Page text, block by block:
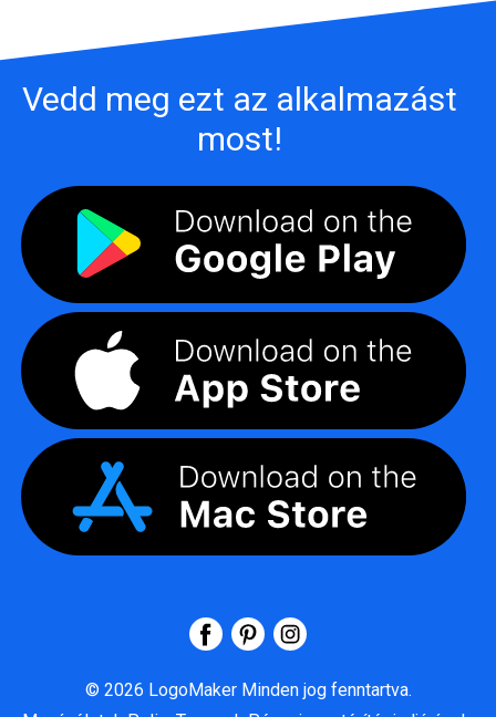
Vedd meg ezt az alkalmazást
most!
© 2026 LogoMaker Minden jog fenntartva.